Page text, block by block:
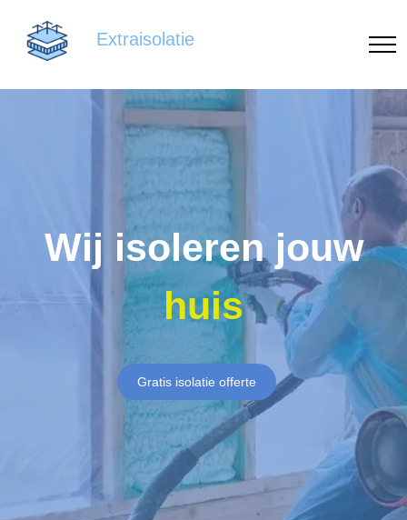
Extraisolatie
Wij isoleren jouw
huis
Gratis isolatie offerte